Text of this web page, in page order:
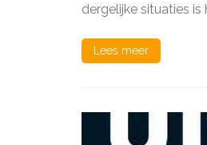
dergelijke situaties
Lees meer